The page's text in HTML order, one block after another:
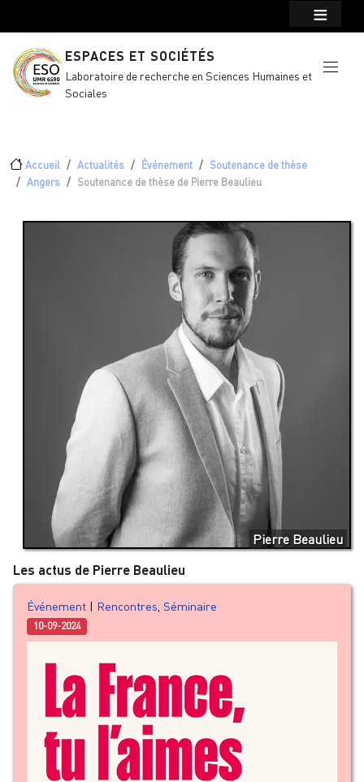
ESPACES ET SOCIÉTÉS
Laboratoire de recherche en Sciences Humaines et
Sociales
Fil d'Ariane
Accueil Actualités Événement
Soutenance de thèse
Angers
Soutenance de thèse de Pierre Beaulieu
Pierre Beaulieu
Les actus de Pierre Beaulieu
Événement | Rencontres Séminaire
10-09-2024